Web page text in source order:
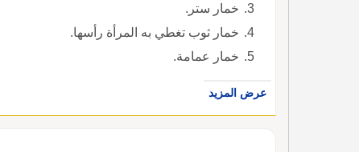
خمار ستر.
خمار ثوب تغطي به المرأة رأسها.
خمار عمامة.
عرض المزيد